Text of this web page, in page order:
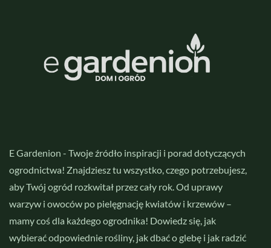
E Gardenion - Twoje źródło inspiracji i porad dotyczących
ogrodnictwa! Znajdziesz tu wszystko, czego potrzebujesz,
aby Twój ogród rozkwitał przez cały rok. Od uprawy
warzyw i owoców po pielęgnację kwiatów i krzewów –
mamy coś dla każdego ogrodnika! Dowiedz się, jak
wybierać odpowiednie rośliny, jak dbać o glebę i jak radzić